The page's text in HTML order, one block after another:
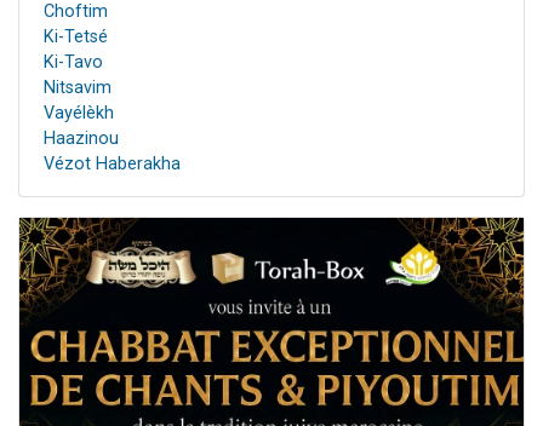
Choftim
Ki-Tetsé
Ki-Tavo
Nitsavim
Vayélèkh
Haazinou
Vézot Haberakha